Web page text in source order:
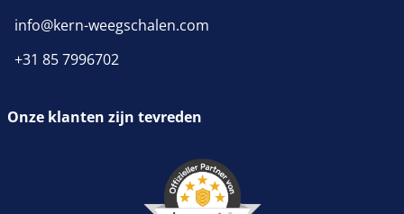
info@kern-weegschalen.com
+31 85 7996702
Onze klanten zijn tevreden